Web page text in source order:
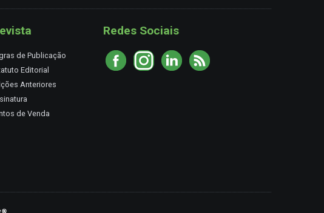
de Publicação
Editorial
Anteriores
de Venda
Redes Sociais